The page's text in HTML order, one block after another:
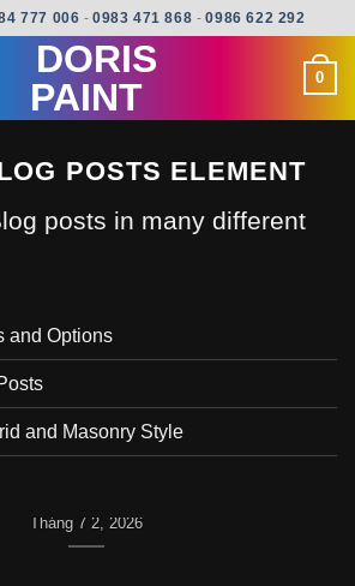
777 006 - 0983 471 868 - 0986 622 292
0
POSTS ELEMENT
posts in many different
and Options
and Masonry Style
Tháng 7 2, 2026